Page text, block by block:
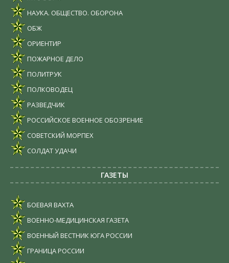
НАУКА. ОБЩЕСТВО. ОБОРОНА
ОБЖ
ОРИЕНТИР
ПОЖАРНОЕ ДЕЛО
ПОЛИТРУК
ПОЛКОВОДЕЦ
РАЗВЕДЧИК
РОССИЙСКОЕ ВОЕННОЕ ОБОЗРЕНИЕ
СОВЕТСКИЙ МОРПЕХ
СОЛДАТ УДАЧИ
ГАЗЕТЫ
БОЕВАЯ ВАХТА
ВОЕННО-МЕДИЦИНСКАЯ ГАЗЕТА
ВОЕННЫЙ ВЕСТНИК ЮГА РОССИИ
ГРАНИЦА РОССИИ